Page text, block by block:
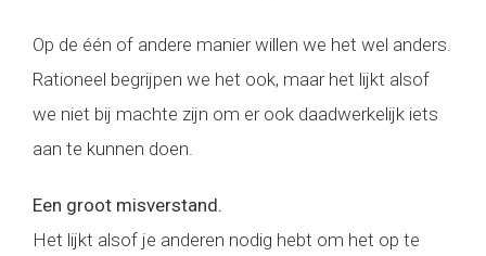
Op de één of andere manier willen we het wel anders.
Rationeel begrijpen we het ook, maar het lijkt alsof
we niet bij machte zijn om er ook daadwerkelijk iets
aan te kunnen doen.
Een groot misverstand.
Het lijkt alsof je anderen nodig hebt om het op te